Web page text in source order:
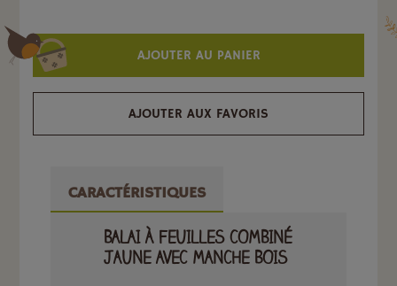
AJOUTER AU PANIER
AJOUTER AUX FAVORIS
CARACTÉRISTIQUES
BALAI À FEUILLES COMBINÉ
JAUNE AVEC MANCHE BOIS